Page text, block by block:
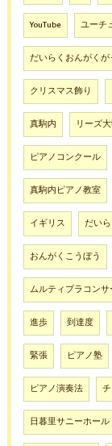
YouTube ユーチ
だいらくおんがくが
クリスマス飾り
真駒内 リーズ
ピアノコンクール
真駒内ピアノ教室
イギリス だい
おんがくこうぼう
ムルティプラコンサ
進歩 到達度
緊張 ピアノ塾
ピアノ演奏法
日暮里サニーホール